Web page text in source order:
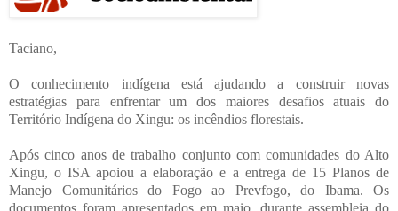
Taciano,
O conhecimento indígena está ajudando a construir novas
estratégias para enfrentar um dos maiores desafios atuais do
Território Indígena do Xingu: os incêndios florestais.
Após cinco anos de trabalho conjunto com comunidades do Alto
Xingu, o ISA apoiou a elaboração e a entrega de 15 Planos de
Manejo Comunitários do Fogo ao Prevfogo, do Ibama. Os
documentos foram apresentados em maio, durante assembleia do